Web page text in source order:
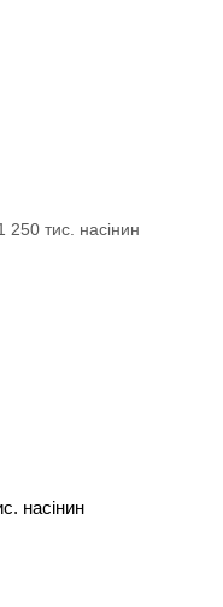
насінин